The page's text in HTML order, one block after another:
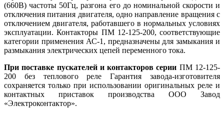
(660В) частоты 50Гц, разгона его до номинальной скорости и
отключения питания двигателя, одно направление вращения с
отключением двигателя, работавшего в нормальных условиях
эксплуатации. Контакторы ПМ 12-125-200, соответствующие
категории применения АС-1, предназначены для замыкания и
размыкания электрических цепей переменного тока.
При поставке пускателей и контакторов серии ПМ 12-125-
200 без теплового реле Гарантия завода-изготовителя
сохраняется только при использовании оригинальных реле и
контактных приставок производства ООО Завод
«Электроконтактор».